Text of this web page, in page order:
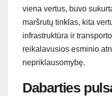
viena vertus, buvo
maršrutų tinklas, kita
infrastruktūra ir
reikalavusios esminio
nepriklausomybę.
Dabarties